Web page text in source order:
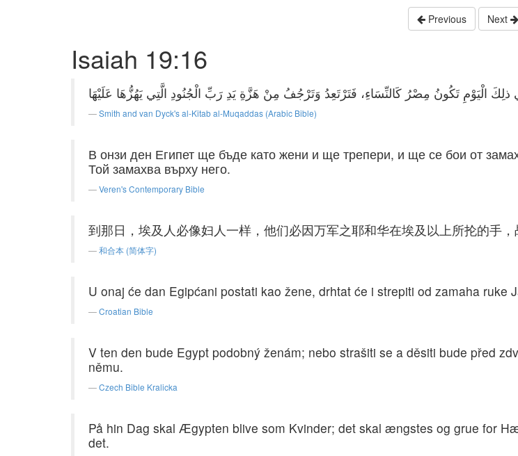
Previous Next
Isaiah 19:16
Smith and van Dyck's al-Kitab al-Muqaddas (Arabic Bible)
В онзи ден Египет ще бъде като жени и ще трепери, и ще се бои от
Той замахва върху него.
Veren's Contemporary Bible
到那日，埃及人必像妇人一样，他们必因万军之耶和华在埃及以上所抡的手，
和合本 (简体字)
U onaj će dan Egipćani postati kao žene, drhtat će i strepiti od zamaha ruke
Croatian Bible
V ten den bude Egypt podobný ženám; nebo strašiti se a děsiti bude před
němu.
Czech Bible Kralicka
På hin Dag skal Ægypten blive som Kvinder; det skal ængstes og grue for
det.